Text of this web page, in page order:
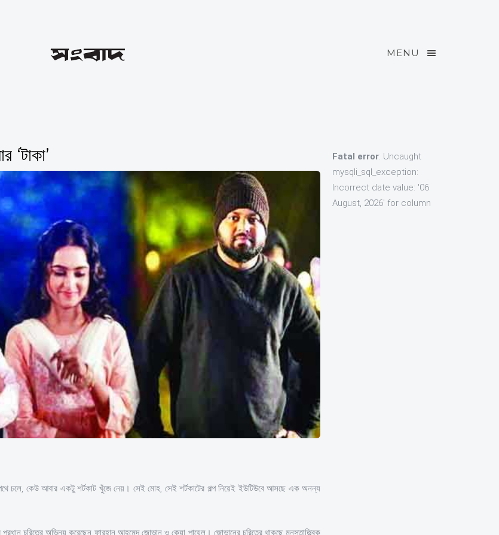
MENU
চলে, কেউ আবার একটু শর্টকাট খুঁজে নেয়। সেই মোহ, সেই শর্টকাটের গল্প নিয়েই ইউটিউবে আসছে এক অনন্য
Fatal error: Uncaught
mysqli_sql_exception:
Incorrect date value: '06
August, 2026' for column